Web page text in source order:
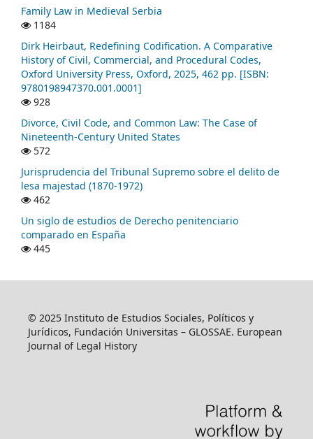
Family Law in Medieval Serbia
1184
Dirk Heirbaut, Redefining Codification. A Comparative
History of Civil, Commercial, and Procedural Codes,
Oxford University Press, Oxford, 2025, 462 pp. [ISBN:
9780198947370.001.0001]
928
Divorce, Civil Code, and Common Law: The Case of
Nineteenth-Century United States
572
Jurisprudencia del Tribunal Supremo sobre el delito de
lesa majestad (1870-1972)
462
Un siglo de estudios de Derecho penitenciario
comparado en España
445
© 2025 Instituto de Estudios Sociales, Políticos y
Jurídicos, Fundación Universitas – GLOSSAE. European
Journal of Legal History